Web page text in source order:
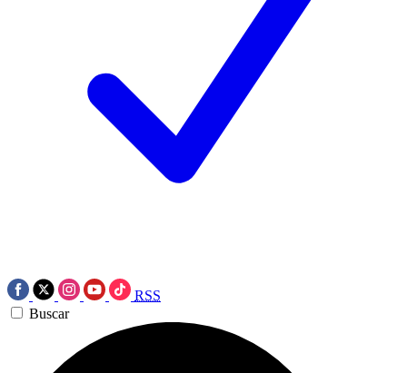
RSS
Buscar